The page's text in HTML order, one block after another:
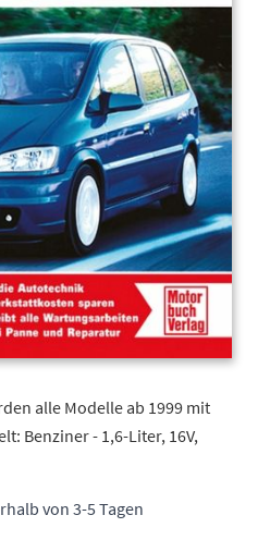
alle Modelle ab 1999 mit
Benziner - 1,6-Liter, 16V,
von 3-5 Tagen